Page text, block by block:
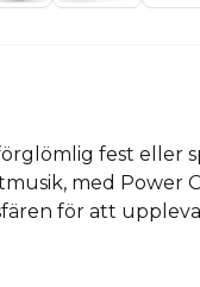
fest eller
med Power
för att